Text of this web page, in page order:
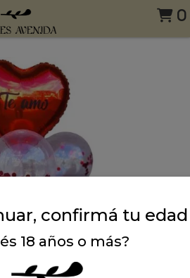
0
confirmá tu edad
18 años o más?